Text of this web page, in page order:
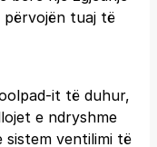
përvojën tuaj të
it të duhur,
e ndryshme
sistem ventilimi të